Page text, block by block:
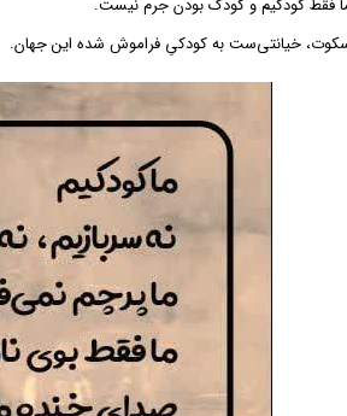
فقط کودکیم و کودک بودن جرم نیست.
خیانتی‌ست به کودکیِ فراموش شده این جهان.